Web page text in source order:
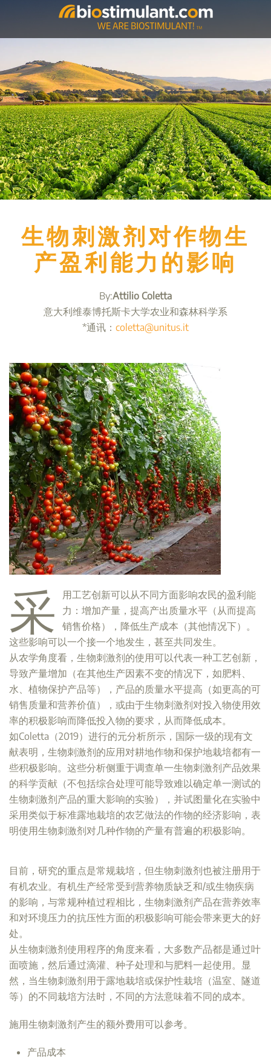
生物刺激剂对作物生
产盈利能力的影响
By:Attilio Coletta
意大利维泰博托斯卡大学农业和森林科学系
*通讯： coletta@unitus.it
采
用工艺创新可以从不同方面影响农民的盈利能
力：增加产量，提高产出质量水平（从而提高
销售价格），降低生产成本（其他情况下）。
这些影响可以一个接一个地发生，甚至共同发生。
从农学角度看，生物刺激剂的使用可以代表一种工艺创新，
导致产量增加（在其他生产因素不变的情况下，如肥料、
水、植物保护产品等），产品的质量水平提高（如更高的可
销售质量和营养价值），或由于生物刺激剂对投入物使用效
率的积极影响而降低投入物的要求，从而降低成本。
如Coletta（2019）进行的元分析所示，国际一级的现有文
献表明，生物刺激剂的应用对耕地作物和保护地栽培都有一
些积极影响。这些分析侧重于调查单一生物刺激剂产品效果
的科学贡献（不包括综合处理可能导致难以确定单一测试的
生物刺激剂产品的重大影响的实验），并试图量化在实验中
采用类似于标准露地栽培的农艺做法的作物的经济影响，表
明使用生物刺激剂对几种作物的产量有普遍的积极影响。
目前，研究的重点是常规栽培，但生物刺激剂也被注册用于
有机农业。有机生产经常受到营养物质缺乏和/或生物疾病
的影响，与常规种植过程相比，生物刺激剂产品在营养效率
和对环境压力的抗压性方面的积极影响可能会带来更大的好
处。
从生物刺激剂使用程序的角度来看，大多数产品都是通过叶
面喷施，然后通过滴灌、种子处理和与肥料一起使用。显
然，当生物刺激剂用于露地栽培或保护性栽培（温室、隧道
等）的不同栽培方法时，不同的方法意味着不同的成本。
施用生物刺激剂产生的额外费用可以参考。
产品成本